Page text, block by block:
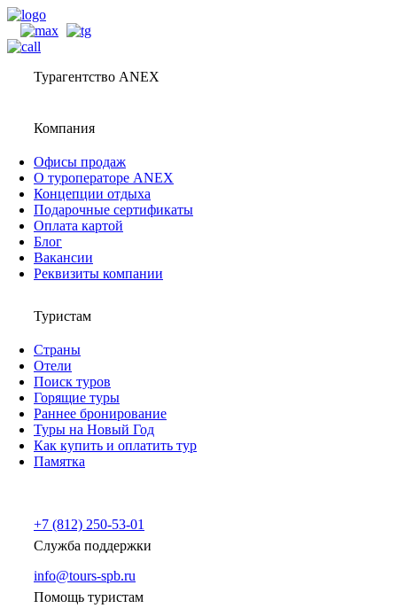
Турагентство ANEX
Компания
Офисы продаж
О туроператоре ANEX
Концепции отдыха
Подарочные сертификаты
Оплата картой
Блог
Вакансии
Реквизиты компании
Туристам
Страны
Отели
Поиск туров
Горящие туры
Раннее бронирование
Туры на Новый Год
Как купить и оплатить тур
Памятка
+7 (812) 250-53-01
Служба поддержки
info@tours-spb.ru
Помощь туристам